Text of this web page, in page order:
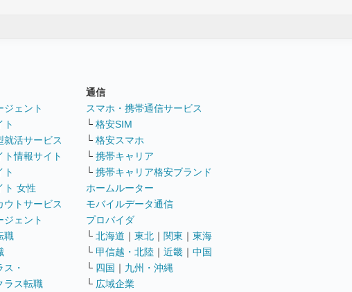
ジェント
ト
就活サービス
ト情報サイト
ト
ト 女性
ウトサービス
ジェント
職
・
ラス転職
通信
スマホ・携帯通信サービス
└ 格安SIM
└ 格安スマホ
└ 携帯キャリア
└ 携帯キャリア格安ブランド
ホームルーター
モバイルデータ通信
プロバイダ
└ 北海道 ｜ 東北 ｜ 関東 ｜ 東海
└ 甲信越・北陸 ｜ 近畿 ｜ 中国
└ 四国 ｜ 九州・沖縄
└ 広域企業